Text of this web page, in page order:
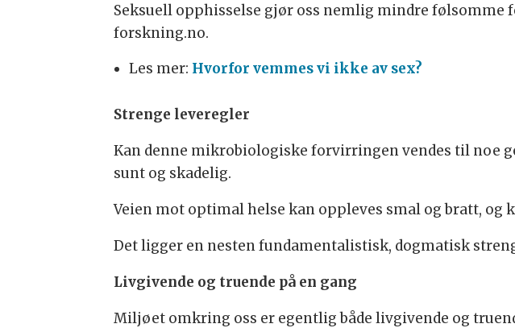
Seksuell opphisselse gjør oss nemlig mindre følsomme
forskning.no.
Les mer: Hvorfor vemmes vi ikke av sex?
Strenge leveregler
Kan denne mikrobiologiske forvirringen vendes til noe
sunt og skadelig.
Veien mot optimal helse kan oppleves smal og bratt, og
Det ligger en nesten fundamentalistisk, dogmatisk
Livgivende og truende på en gang
Miljøet omkring oss er egentlig både livgivende og